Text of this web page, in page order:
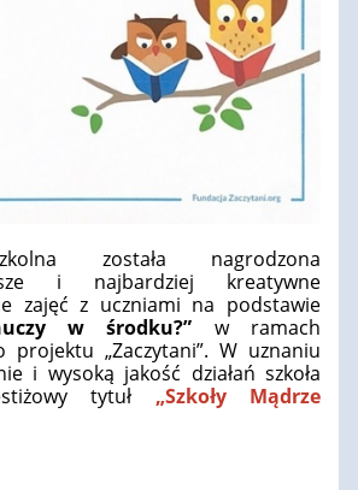
została nagrodzona
i najbardziej kreatywne
zajęć z uczniami na podstawie
w środku?” w ramach
projektu „Zaczytani”. W uznaniu
i wysoką jakość działań szkoła
tytuł „Szkoły Mądrze